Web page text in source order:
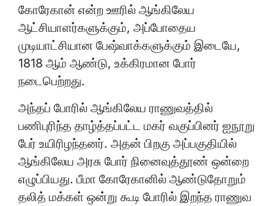
கோரேகான் என்ற ஊரில் ஆங்கிலேய
ஆட்சியாளர்களுக்கும், அப்போதைய
முடியாட்சியான பேஷ்வாக்களுக்கும் இடையே,
1818 ஆம் ஆண்டு, உக்கிரமான போர்
நடைபெற்றது.
அந்தப் போரில் ஆங்கிலேய ராணுவத்தில்
பணிபுரிந்த தாழ்த்தப்பட்ட மகர் வகுப்பினர் ஐநூறு
பேர் உயிரிழந்தனர். அதன் பிறகு அப்பகுதியில்
ஆங்கிலேய அரசு போர் நினைவுத்தூண் ஒன்றை
எழுப்பியது. பீமா கோரேகானில் ஆண்டுதோறும்
தலித் மக்கள் ஒன்று கூடி போரில் இறந்த ராணுவ